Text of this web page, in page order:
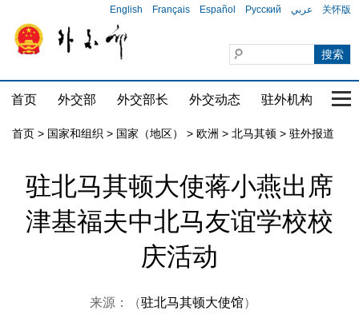
English Français Español Русский عربي 关怀版
首页 外交部 外交部长 外交动态 驻外机构 国
首页 > 国家和组织 > 国家（地区） > 欧洲 > 北马其顿 > 驻外报道
驻北马其顿大使蒋小燕出席
津基福夫中北马友谊学校校
庆活动
来源：（驻北马其顿大使馆）